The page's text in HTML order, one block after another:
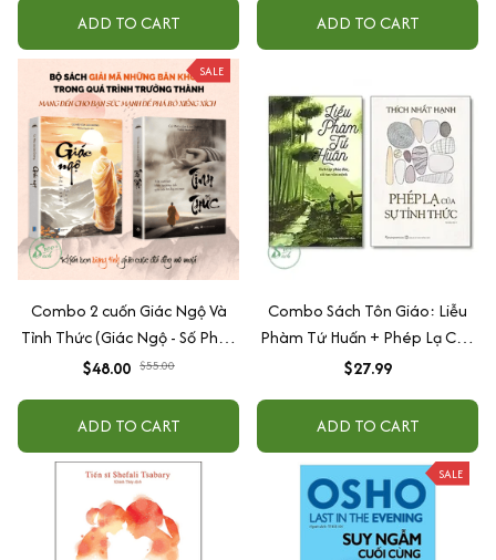
ADD TO CART
Độc Cơ Thể, Thức Tỉnh Tinh
ADD TO CART
SALE
Combo 2 cuốn Giác Ngộ Và
Tỉnh Thức (Giác Ngộ - Số Phận
Của Bạn Sẽ Bắt Đầu Xoay
Tỉnh Thức - Cuốn Sách Khiến
Đầy Mê Muội)
$48.00 $55.00
ADD TO CART
Combo Sách Tôn Giáo: Liễu
Phàm Tứ Huấn + Phép Lạ Của
Sự Tỉnh Thức
$27.99
ADD TO CART
SALE